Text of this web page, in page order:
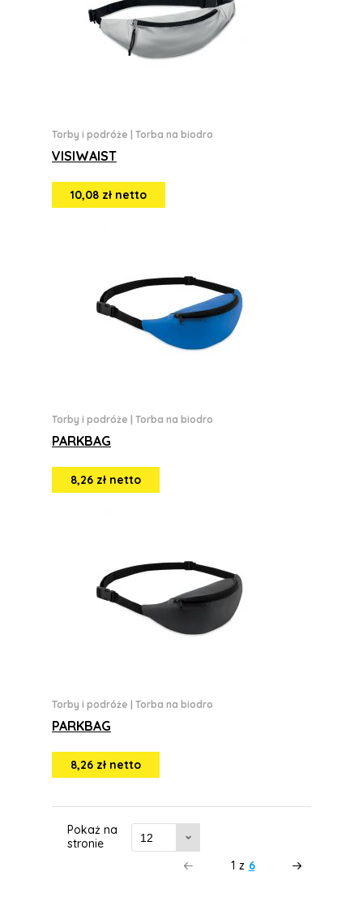
Torby i podróże Torba na biodro
VISIWAIST
10,08 zł netto
Torby i podróże Torba na biodro
PARKBAG
8,26 zł netto
Torby i podróże Torba na biodro
PARKBAG
8,26 zł netto
Pokaż na
stronie
1 z 6